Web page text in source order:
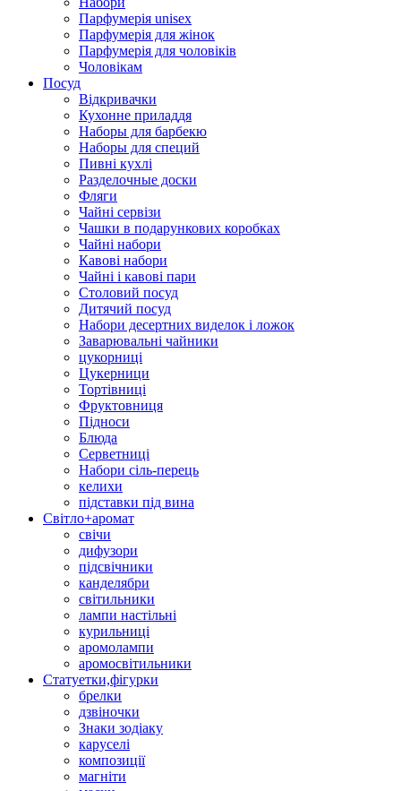
Парфумерія unisex
Парфумерія для жінок
Парфумерія для чоловіків
Чоловікам
Посуд
Відкривачки
Кухонне приладдя
Наборы для барбекю
Наборы для специй
Пивні кухлі
Разделочные доски
Фляги
Чайні сервізи
Чашки в подарункових коробках
Чайні набори
Кавові набори
Чайні і кавові пари
Столовий посуд
Дитячий посуд
Набори десертних виделок і ложок
Заварювальні чайники
цукорниці
Цукерници
Тортівниці
Фруктовниця
Підноси
Блюда
Серветниці
Набори сіль-перець
келихи
підставки під вина
Світло+аромат
свічи
дифузори
підсвічники
канделябри
світильники
лампи настільні
курильниці
аромолампи
аромосвітильники
Статуетки,фігурки
брелки
дзвіночки
Знаки зодіаку
каруселі
композиції
магніти